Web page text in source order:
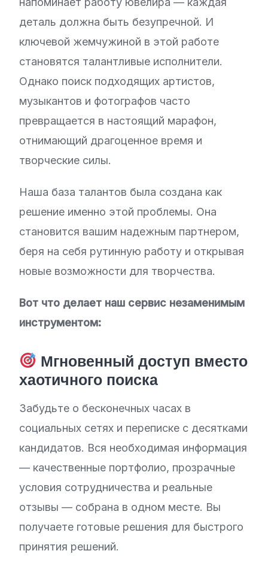
деталь должна быть безупречной. И
ключевой жемчужиной в этой работе
становятся талантливые исполнители.
Однако поиск подходящих артистов,
музыкантов и фотографов часто
превращается в настоящий марафон,
отнимающий драгоценное время и
творческие силы.
Наша база талантов была создана как
решение именно этой проблемы. Она
становится вашим надежным партнером,
беря на себя рутинную работу и открывая
новые возможности для творчества.
Вот что делает наш сервис незаменимым
инструментом:
Мгновенный доступ вместо
хаотичного поиска
Забудьте о бесконечных часах в
социальных сетях и переписке с десятками
кандидатов. Вся необходимая информация
— качественные портфолио, прозрачные
условия сотрудничества и реальные
отзывы — собрана в одном месте. Вы
получаете готовые решения для быстрого
принятия решений.